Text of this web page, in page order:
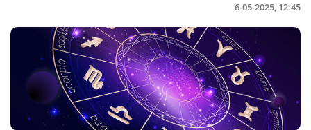
6-05-2025, 12:45